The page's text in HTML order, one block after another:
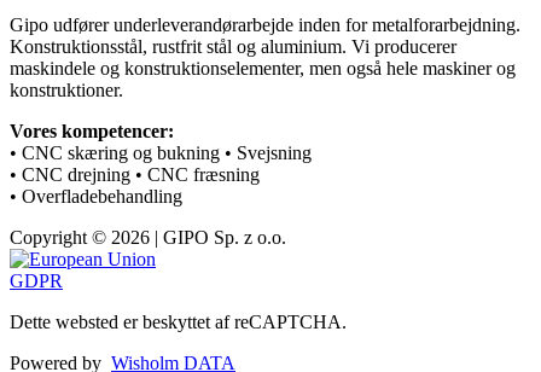
Gipo udfører underleverandørarbejde inden for metalforarbejdning.
Konstruktionsstål, rustfrit stål og aluminium. Vi producerer
maskindele og konstruktionselementer, men også hele maskiner og
konstruktioner.
Vores kompetencer:
• CNC skæring og bukning • Svejsning
• CNC drejning • CNC fræsning
• Overfladebehandling
Copyright © 2026 | GIPO Sp. z o.o.
GDPR
Dette websted er beskyttet af reCAPTCHA.
Powered by Wisholm DATA